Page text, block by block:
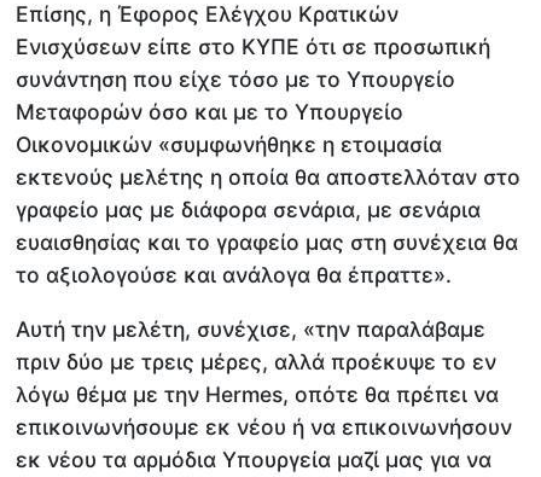
Επίσης, η Έφορος Ελέγχου Κρατικών
Ενισχύσεων είπε στο ΚΥΠΕ ότι σε προσωπική
συνάντηση που είχε τόσο με το Υπουργείο
Μεταφορών όσο και με το Υπουργείο
Οικονομικών «συμφωνήθηκε η ετοιμασία
εκτενούς μελέτης η οποία θα αποστελλόταν στο
γραφείο μας με διάφορα σενάρια, με σενάρια
ευαισθησίας και το γραφείο μας στη συνέχεια θα
το αξιολογούσε και ανάλογα θα έπραττε».
Αυτή την μελέτη, συνέχισε, «την παραλάβαμε
πριν δύο με τρεις μέρες, αλλά προέκυψε το εν
λόγω θέμα με την Hermes, οπότε θα πρέπει να
επικοινωνήσουμε εκ νέου ή να επικοινωνήσουν
εκ νέου τα αρμόδια Υπουργεία μαζί μας για να